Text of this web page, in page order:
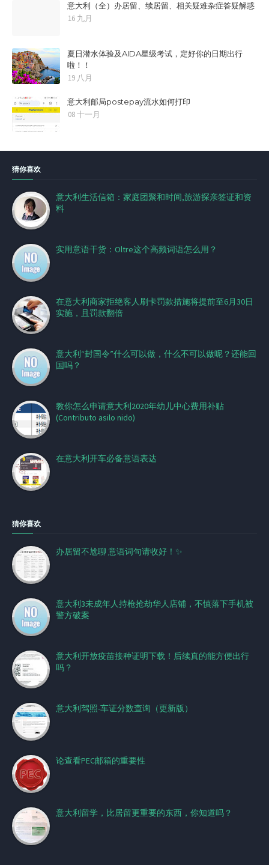
意大利（全）办居留、续居留、相关疑难杂症答疑解惑
16 九月
夏日潜水体验及AIDA星级考试，定好你的日期出行
啦！！
19 八月
意大利邮局postepay流水如何打印
08 十一月
猜你喜欢
意大利生活信箱：家庭团聚和时间,旅游探亲签证和资
料
实用意语干货：Oltre这个高频词语怎么用？
在意大利商家拒绝客人刷卡罚款措施将提前至6月30日
实施，且罚款翻倍
意大利“封国令”什么可以做，什么不可以做呢？还能回
国吗？
教你怎么申请意大利2020年幼儿中心费用补贴
(Contributo asilo nido)
在意大利开车必备意语表达
猜你喜欢
办居留不尬聊 意语词句请收好！✨
意大利3未成年人持枪抢劫华人店铺，不慎落下手机被
警方破案
意大利开放疫苗接种证明下载！后续真的能方便出行
吗？
意大利驾照-车证分数查询（更新版）
论查看PEC邮箱的重要性
意大利留学，比居留更重要的东西，你知道吗？